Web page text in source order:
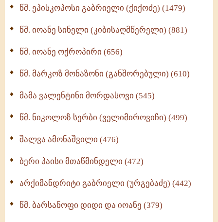
წმ. ეპისკოპოსი გაბრიელი (ქიქოძე) (1479)
წმ. იოანე სინელი (კიბისაღმწერელი) (881)
წმ. იოანე ოქროპირი (656)
წმ. მარკოზ მონაზონი (განშორებული) (610)
მამა ვალენტინი მორდასოვი (545)
წმ. ნიკოლოზ სერბი (ველიმიროვიჩი) (499)
შალვა ამონაშვილი (476)
ბერი პაისი მთაწმინდელი (472)
არქიმანდრიტი გაბრიელი (ურგებაძე) (442)
წმ. ბარსანოფი დიდი და იოანე (379)